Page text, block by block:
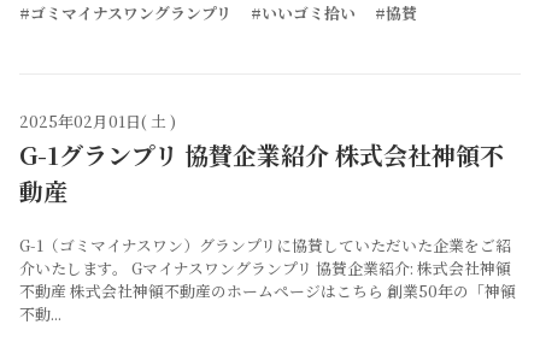
#ゴミマイナスワングランプリ #いいゴミ拾い #協賛
2025年02月01日( 土 )
G-1グランプリ 協賛企業紹介 株式会社神領不
動産
G-1（ゴミマイナスワン）グランプリに協賛していただいた企業をご紹
介いたします。 Gマイナスワングランプリ 協賛企業紹介: 株式会社神領
不動産 株式会社神領不動産のホームページはこちら 創業50年の「神領
不動...